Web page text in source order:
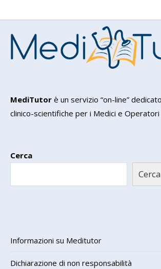
MediTutor è un servizio “on-line”
clinico-scientifiche per i Medici e Operatori
Cerca
Cerca
Informazioni su Meditutor
Dichiarazione di non responsabilità